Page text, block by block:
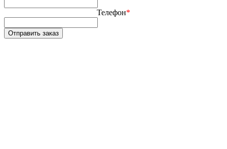
Телефон*
Отправить заказ